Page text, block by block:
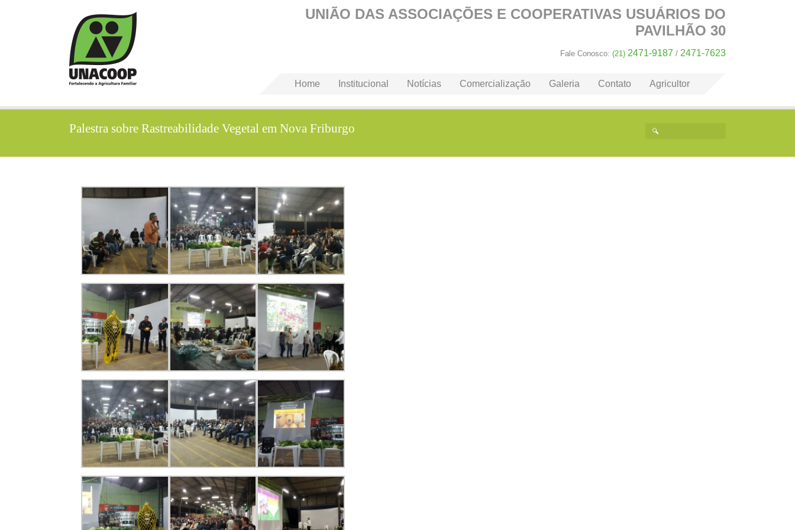
UNIÃO DAS ASSOCIAÇÕES E COOPERATIVAS USUÁRIOS DO
PAVILHÃO 30
Fale Conosco: (21) 2471-9187 / 2471-7623
Home Institucional Notícias Comercialização Galeria Contato Agricultor
Palestra sobre Rastreabilidade Vegetal em Nova Friburgo